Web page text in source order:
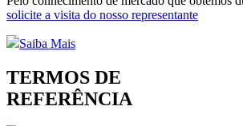
solicite a visita do nosso representante
Saiba Mais
TERMOS DE
REFERÊNCIA